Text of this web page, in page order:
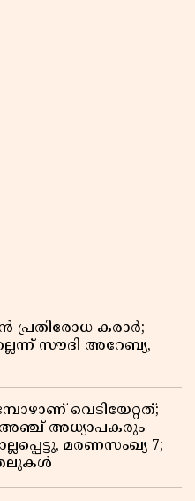
പ്രതിരോധ കരാർ;
സൗദി അറേബ്യ,
വെടിയേറ്റത്;
അഞ്ച് അധ്യാപകരും
മരണസംഖ്യ 7;